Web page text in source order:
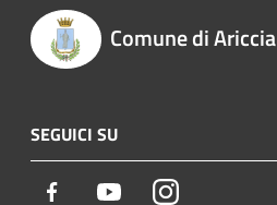
Comune di Ariccia
SEGUICI SU
Facebook YoutubeInstagram